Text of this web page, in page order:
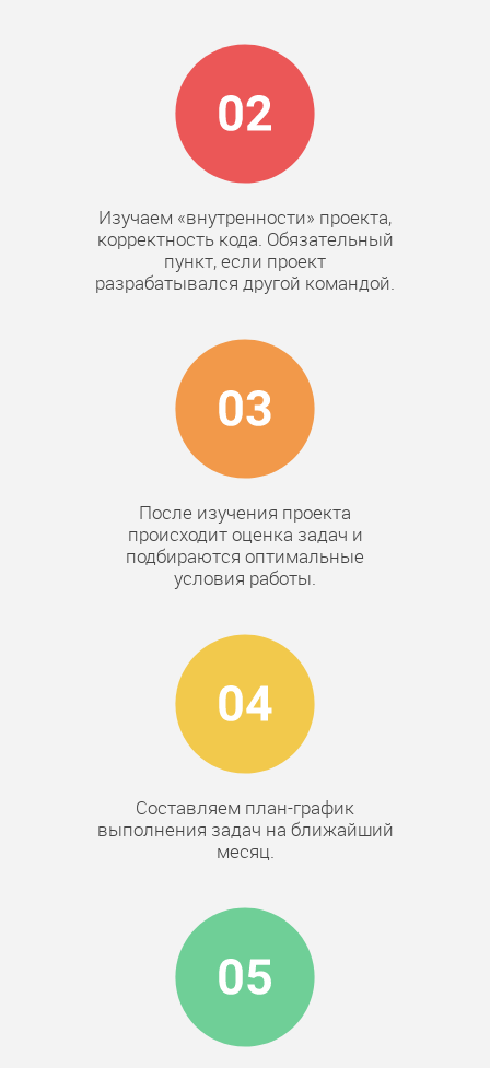
Изучаем «внутренности» проекта,
корректность кода. Обязательный
пункт, если проект
разрабатывался другой командой.
После изучения проекта
происходит оценка задач и
подбираются оптимальные
условия работы.
Составляем план-график
выполнения задач на ближайший
месяц.